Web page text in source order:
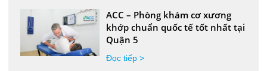
ACC – Phòng khám cơ xương
khớp chuẩn quốc tế tốt nhất tại
Quận 5
Đọc tiếp >